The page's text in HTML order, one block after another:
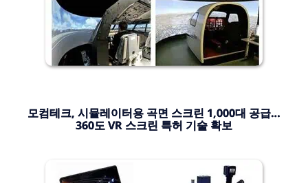
모컴테크, 시뮬레이터용 곡면 스크린 1,000대 공급…
360도 VR 스크린 특허 기술 확보